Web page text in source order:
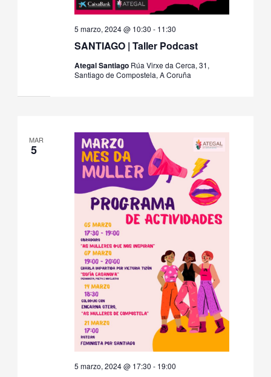
SANTIAGO | Taller Podcast
5 marzo, 2024 @ 10:30 - 11:30
Ategal Santiago Rúa Virxe da Cerca, 31,
Santiago de Compostela, A Coruña
MAR
5
5 marzo, 2024 @ 17:30 - 19:00